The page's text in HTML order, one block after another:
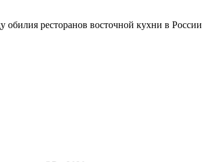
ресторанов восточной кухни в России